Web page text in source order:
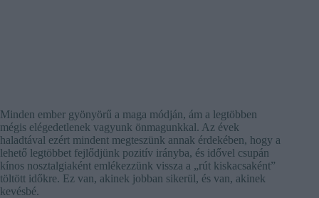
Minden ember gyönyörű a maga módján, ám a legtöbben
mégis elégedetlenek vagyunk önmagunkkal. Az évek
haladtával ezért mindent megteszünk annak érdekében, hogy a
lehető legtöbbet fejlődjünk pozitív irányba, és idővel csupán
kínos nosztalgiaként emlékezzünk vissza a „rút kiskacsaként”
töltött időkre. Ez van, akinek jobban sikerül, és van, akinek
kevésbé.